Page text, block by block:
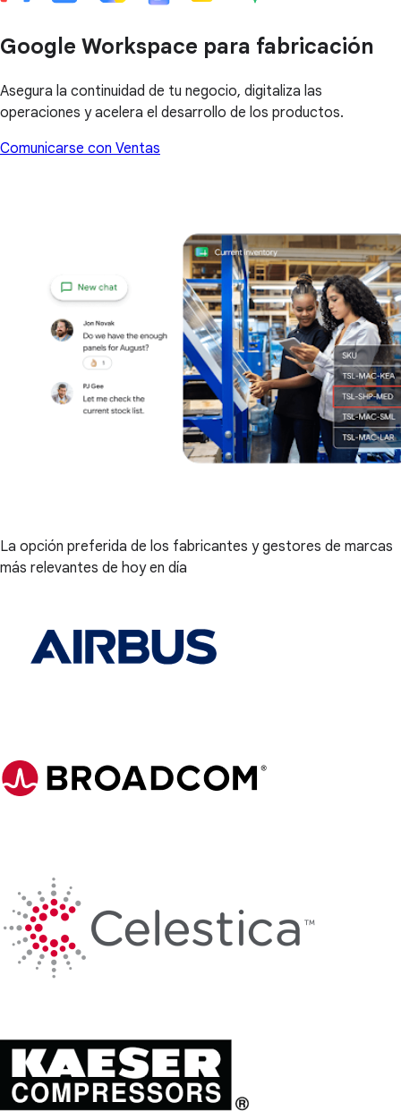
Google Workspace para fabricación
Asegura la continuidad de tu negocio, digitaliza las
operaciones y acelera el desarrollo de los productos.
Comunicarse con Ventas
La opción preferida de los fabricantes y gestores de marcas
más relevantes de hoy en día